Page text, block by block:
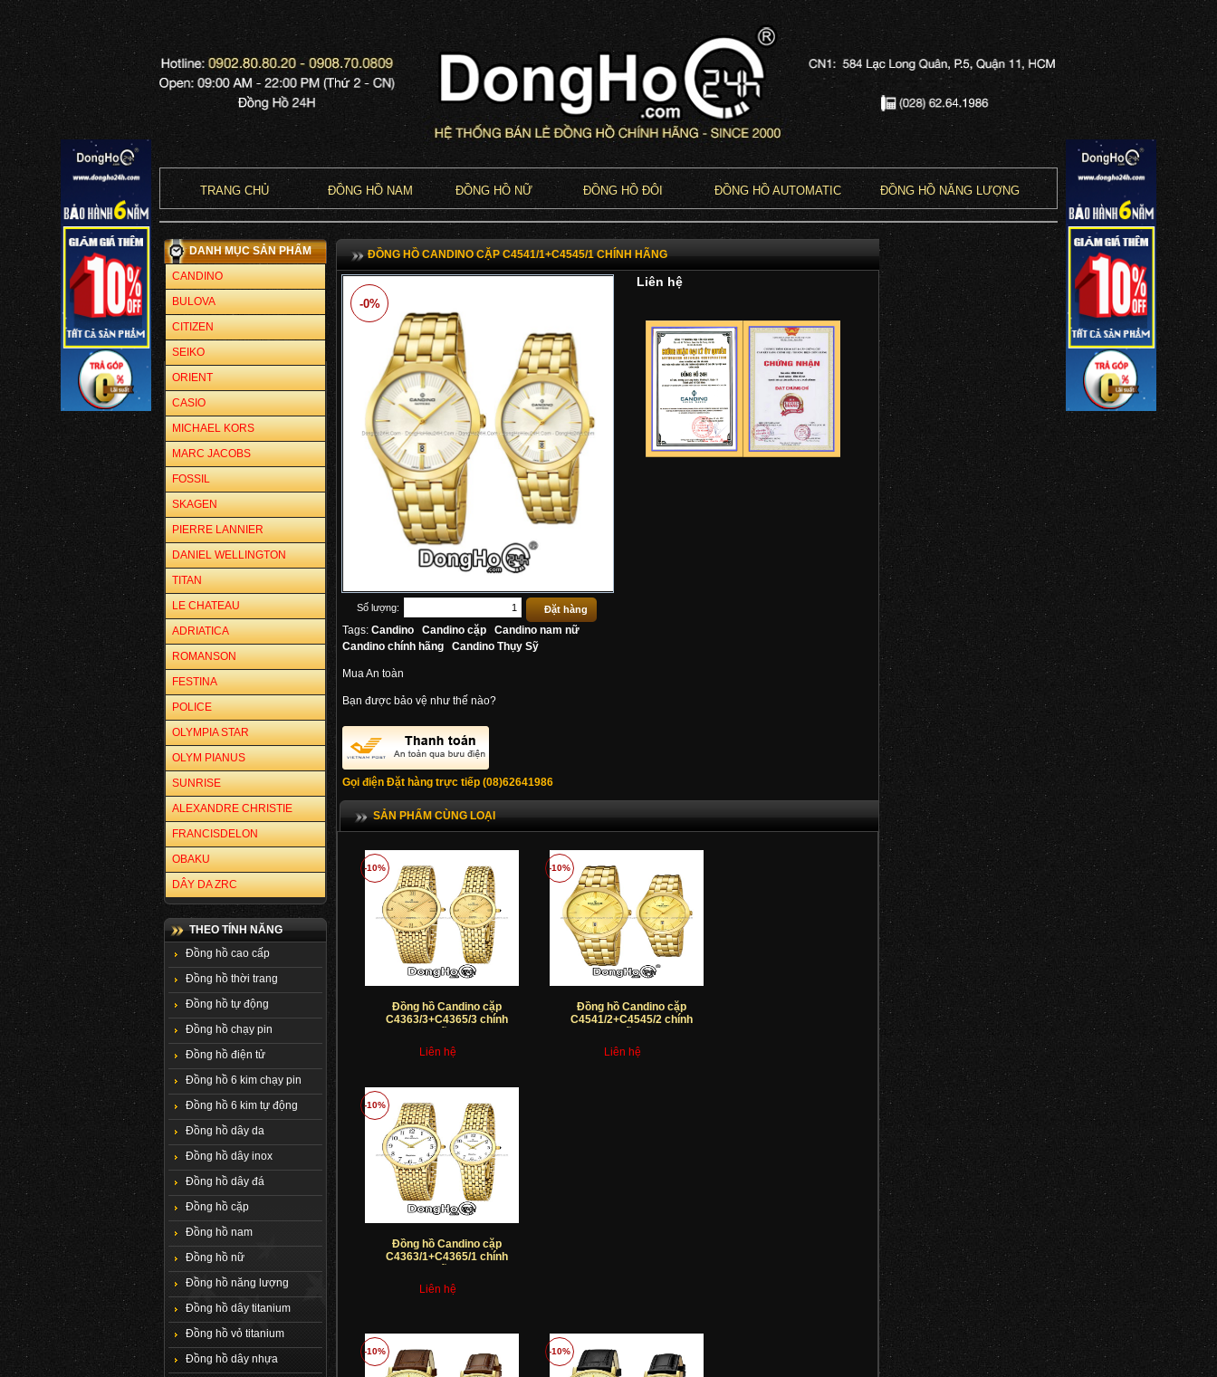
TRANG CHỦ ĐỒNG HỒ NAM ĐỒNG HỒ NỮ ĐỒNG HỒ ĐÔI ĐỒNG HỒ AUTOMATIC ĐỒNG HỒ NĂNG LƯỢNG
DANH MỤC SẢN PHẨM
CANDINO
BULOVA
CITIZEN
SEIKO
ORIENT
CASIO
MICHAEL KORS
MARC JACOBS
FOSSIL
SKAGEN
PIERRE LANNIER
DANIEL WELLINGTON
TITAN
LE CHATEAU
ADRIATICA
ROMANSON
FESTINA
POLICE
OLYMPIA STAR
OLYM PIANUS
SUNRISE
ALEXANDRE CHRISTIE
FRANCISDELON
OBAKU
DÂY DA ZRC
THEO TÍNH NĂNG
Đồng hồ cao cấp
Đồng hồ thời trang
Đồng hồ tự động
Đồng hồ chạy pin
Đồng hồ điện tử
Đồng hồ 6 kim chạy pin
Đồng hồ 6 kim tự động
Đồng hồ dây da
Đồng hồ dây inox
Đồng hồ dây đá
Đồng hồ cặp
Đồng hồ nam
Đồng hồ nữ
Đồng hồ năng lượng
Đồng hồ dây titanium
Đồng hồ vỏ titanium
Đồng hồ dây nhựa
ĐỒNG HỒ CANDINO CẶP C4541/1+C4545/1 CHÍNH HÃNG
-0%
Số lượng:
Tags: Candino Candino cặp
Candino nam nữ
Candino chính hãng
Candino Thụy Sỹ
Mua An toàn
Bạn được bảo vệ như thế nào?
Gọi điện Đặt hàng trực tiếp (08)62641986
Liên hệ
SẢN PHẨM CÙNG LOẠI
-10%
Đồng hồ Candino cặp
C4363/3+C4365/3 chính
hãng
Liên hệ
-10%
Đồng hồ Candino cặp
C4541/2+C4545/2 chính
hãng
Liên hệ
-10%
Đồng hồ Candino cặp
C4363/1+C4365/1 chính
hãng
Liên hệ
-10% -10%